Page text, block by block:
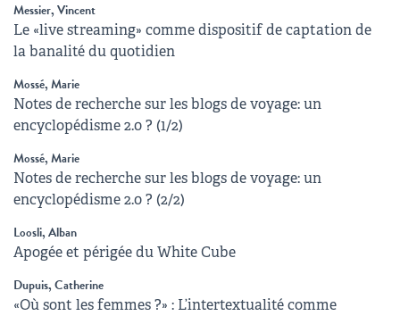
Messier, Vincent
Le «live streaming» comme dispositif de captation de
la banalité du quotidien
Mossé, Marie
Notes de recherche sur les blogs de voyage: un
encyclopédisme 2.0 ? (1/2)
Mossé, Marie
Notes de recherche sur les blogs de voyage: un
encyclopédisme 2.0 ? (2/2)
Loosli, Alban
Apogée et périgée du White Cube
Dupuis, Catherine
«Où sont les femmes ?» : L’intertextualité comme